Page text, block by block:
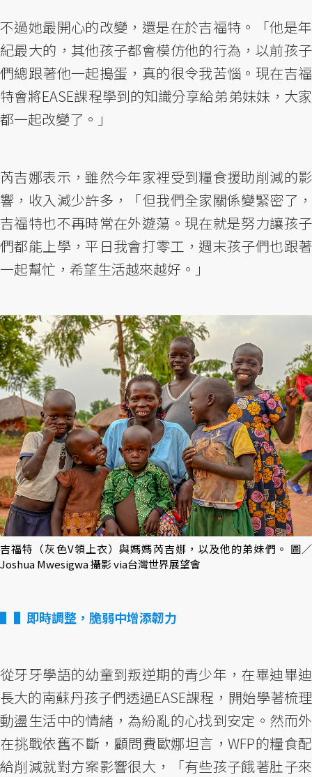
不過她最開心的改變，還是在於吉福特。「他是年
紀最大的，其他孩子都會模仿他的行為，以前孩子
們總跟著他一起搗蛋，真的很令我苦惱。現在吉福
特會將EASE課程學到的知識分享給弟弟妹妹，大家
都一起改變了。」
芮吉娜表示，雖然今年家裡受到糧食援助削減的影
響，收入減少許多，「但我們全家關係變緊密了，
吉福特也不再時常在外遊蕩。現在就是努力讓孩子
們都能上學，平日我會打零工，週末孩子們也跟著
一起幫忙，希望生活越來越好。」
吉福特（灰色V領上衣）與媽媽芮吉娜，以及他的弟妹們。 圖／
Joshua Mwesigwa 攝影 via台灣世界展望會
▌即時調整，脆弱中增添韌力
從牙牙學語的幼童到叛逆期的青少年，在畢迪畢迪
長大的南蘇丹孩子們透過EASE課程，開始學著梳理
動盪生活中的情緒，為紛亂的心找到安定。然而外
在挑戰依舊不斷，顧問費歐娜坦言，WFP的糧食配
給削減就對方案影響很大，「有些孩子餓著肚子來